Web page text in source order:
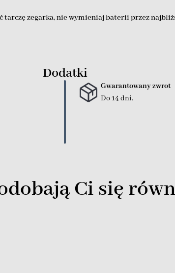
zegarka, nie wymieniaj baterii przez
Dodatki
Gwarantowany zwrot
Do 14 dni.
Ci się